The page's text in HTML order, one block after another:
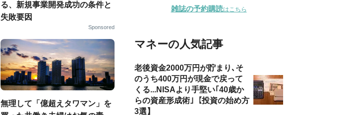
る、新規事業開発成功の条件と
失敗要因
Sponsored
無理して「億超えタワマン」を
雑誌の予約購読はこちら
マネーの人気記事
老後資金2000万円が貯まり､そ
のうち400万円が現金で戻って
くる...NISAより手堅い｢40歳か
らの資産形成術｣【投資の始め方
3選】